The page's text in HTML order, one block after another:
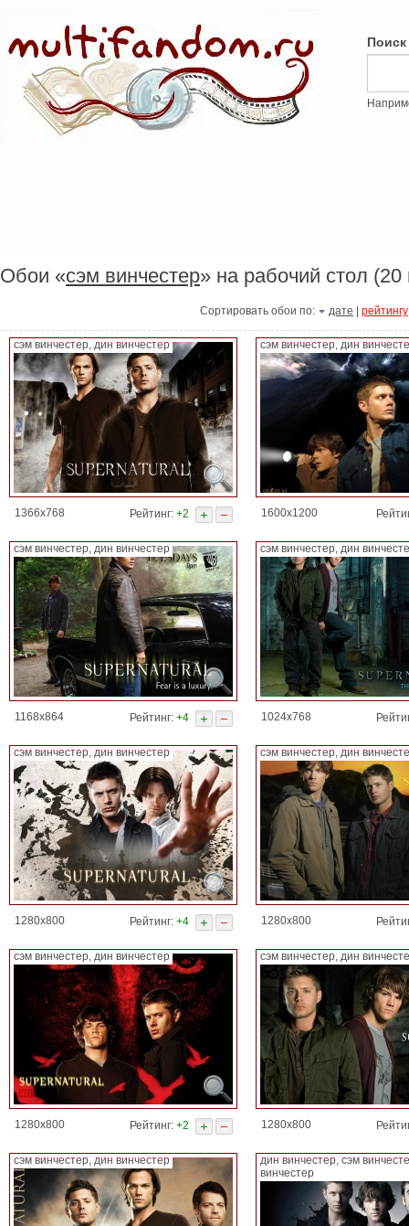
Обои «сэм винчестер» на рабочий стол (20
Сортировать обои по: дате рейтингу
сэм винчестер, дин винчестер
1366x768 Рейтинг: +2
сэм винчестер, дин
1600x1200
сэм винчестер, дин винчестер
1168x864 Рейтинг: +4
сэм винчестер, дин
1024x768
сэм винчестер, дин винчестер
1280x800 Рейтинг: +4
сэм винчестер, дин
1280x800
сэм винчестер, дин винчестер
1280x800 Рейтинг: +2
сэм винчестер, дин
1280x800
сэм винчестер, дин винчестер
дин винчестер, сэм
винчестер